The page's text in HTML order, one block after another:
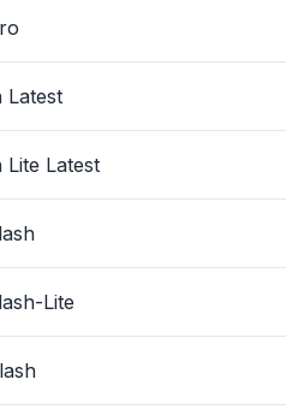
Latest
Lite Latest
Lite